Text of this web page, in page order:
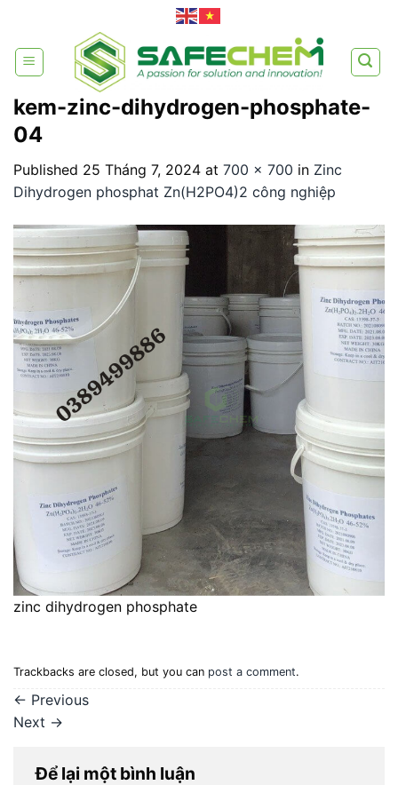
content
kem-zinc-dihydrogen-phosphate-
04
Published 25 Tháng 7, 2024 at 700 × 700 in Zinc
Dihydrogen phosphat Zn(H2PO4)2 công nghiệp
zinc dihydrogen phosphate
Trackbacks are closed, but you can post a comment.
← Previous
Next →
Để lại một bình luận